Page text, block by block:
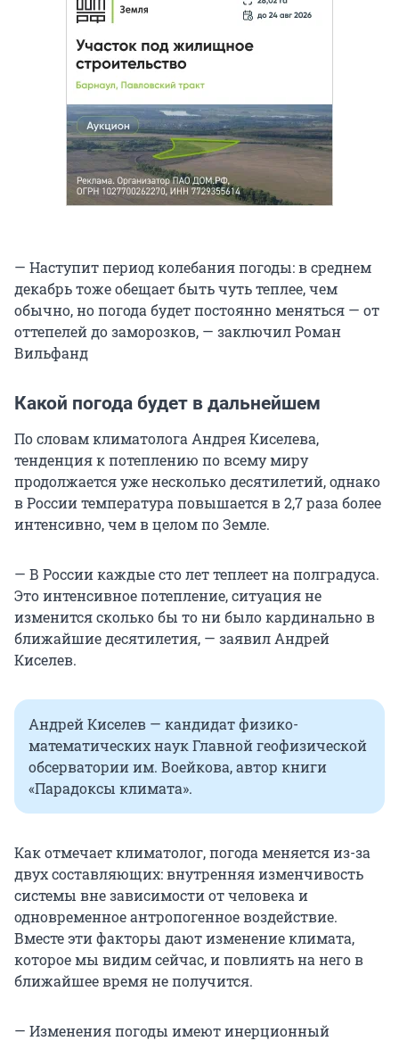
— Наступит период колебания погоды: в среднем
декабрь тоже обещает быть чуть теплее, чем
обычно, но погода будет постоянно меняться — от
оттепелей до заморозков, — заключил Роман
Вильфанд
Какой погода будет в дальнейшем
По словам климатолога Андрея Киселева,
тенденция к потеплению по всему миру
продолжается уже несколько десятилетий, однако
в России температура повышается в 2,7 раза более
интенсивно, чем в целом по Земле.
— В России каждые сто лет теплеет на полградуса.
Это интенсивное потепление, ситуация не
изменится сколько бы то ни было кардинально в
ближайшие десятилетия, — заявил Андрей
Киселев.
Андрей Киселев — кандидат физико-
математических наук Главной геофизической
обсерватории им. Воейкова, автор книги
«Парадоксы климата».
Как отмечает климатолог, погода меняется из-за
двух составляющих: внутренняя изменчивость
системы вне зависимости от человека и
одновременное антропогенное воздействие.
Вместе эти факторы дают изменение климата,
которое мы видим сейчас, и повлиять на него в
ближайшее время не получится.
— Изменения погоды имеют инерционный